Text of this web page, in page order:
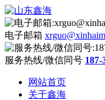
电子邮箱
服务热线/微信同号 187-
网站首页
关于鑫海